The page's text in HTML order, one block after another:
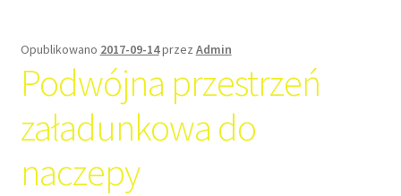
Opublikowano 2017-09-14przez Admin
Podwójna przestrzeń
załadunkowa do
naczepy